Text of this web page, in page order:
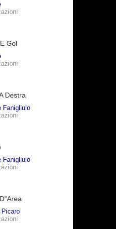
Gol
Destra
Fanigliulo
Fanigliulo
Picaro